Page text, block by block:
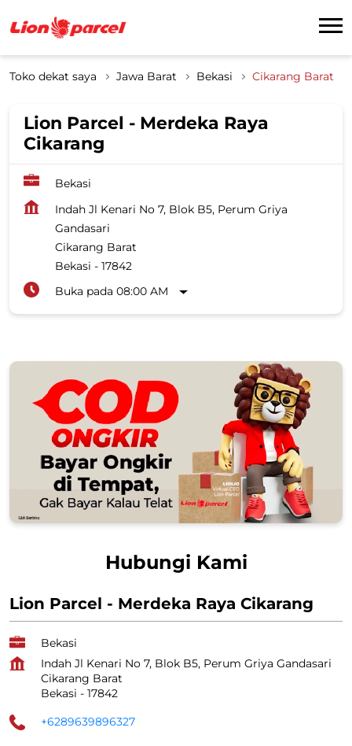
Toko dekat saya Jawa Barat Bekasi Cikarang Barat
Lion Parcel - Merdeka Raya
Cikarang
Bekasi
Indah Jl Kenari No 7, Blok B5, Perum Griya
Gandasari
Cikarang Barat
Bekasi - 17842
Buka pada 08:00 AM
Hubungi Kami
Lion Parcel - Merdeka Raya Cikarang
Bekasi
Indah Jl Kenari No 7, Blok B5, Perum Griya Gandasari
Cikarang Barat
Bekasi - 17842
+6289639896327